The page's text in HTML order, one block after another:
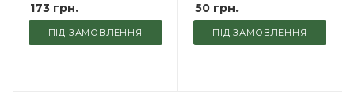
173 грн.
ПІД ЗАМОВЛЕННЯ
50грн.
ПІД ЗАМОВЛЕННЯ